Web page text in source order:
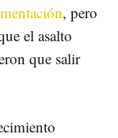
, pero
el asalto
que salir